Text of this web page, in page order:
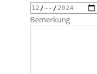
Bemerkung